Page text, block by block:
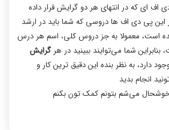
ای که در انتهای هر دو گرایش قرار داده
این پی دی اف ها دروسی که شما باید در ارشد
است، معمولا به جز دروس کلی، اسم هر درس
شما می‌توایند ببینید در هر گرایش
دارد، به نظر بنده این دقیق ترین کار و
انجام بدید
می‌شم بتونم کمک تون بکنم